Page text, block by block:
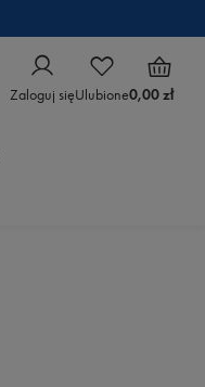
Zaloguj sięUlubione0,00 zł